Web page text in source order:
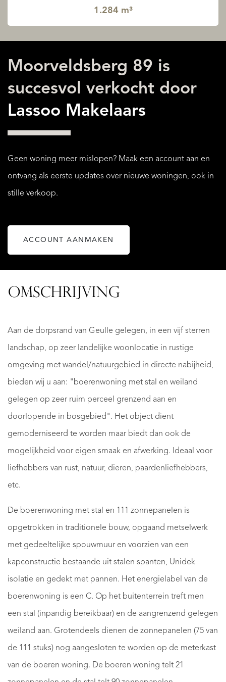
1.284 m³
Moorveldsberg 89 is
succesvol verkocht door
Lassoo Makelaars
Geen woning meer mislopen? Maak een account aan en
ontvang als eerste updates over nieuwe woningen, ook in
stille verkoop.
ACCOUNT AANMAKEN
OMSCHRIJVING
Aan de dorpsrand van Geulle gelegen, in een vijf sterren
landschap, op zeer landelijke woonlocatie in rustige
omgeving met wandel/natuurgebied in directe nabijheid,
bieden wij u aan: "boerenwoning met stal en weiland
gelegen op zeer ruim perceel grenzend aan en
doorlopende in bosgebied". Het object dient
gemoderniseerd te worden maar biedt dan ook de
mogelijkheid voor eigen smaak en afwerking. Ideaal voor
liefhebbers van rust, natuur, dieren, paardenliefhebbers,
etc.
De boerenwoning met stal en 111 zonnepanelen is
opgetrokken in traditionele bouw, opgaand metselwerk
met gedeeltelijke spouwmuur en voorzien van een
kapconstructie bestaande uit stalen spanten, Unidek
isolatie en gedekt met pannen. Het energielabel van de
boerenwoning is een C. Op het buitenterrein treft men
een stal (inpandig bereikbaar) en de aangrenzend gelegen
weiland aan. Grotendeels dienen de zonnepanelen (75 van
de 111 stuks) nog aangesloten te worden op de meterkast
van de boeren woning. De boeren woning telt 21